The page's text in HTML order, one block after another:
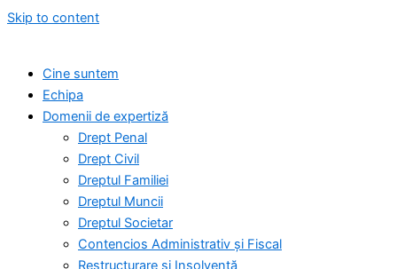
Skip to content
Cine suntem
Echipa
Domenii de expertiză
Drept Penal
Drept Civil
Dreptul Familiei
Dreptul Muncii
Dreptul Societar
Contencios Administrativ și Fiscal
Restructurare și Insolvență